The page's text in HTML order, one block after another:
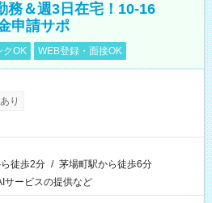
務＆週3日在宅！10-16
申請サポ
クOK WEB登録・面接OK
り
徒歩2分 / 茅場町駅から徒歩6分
サービスの提供など